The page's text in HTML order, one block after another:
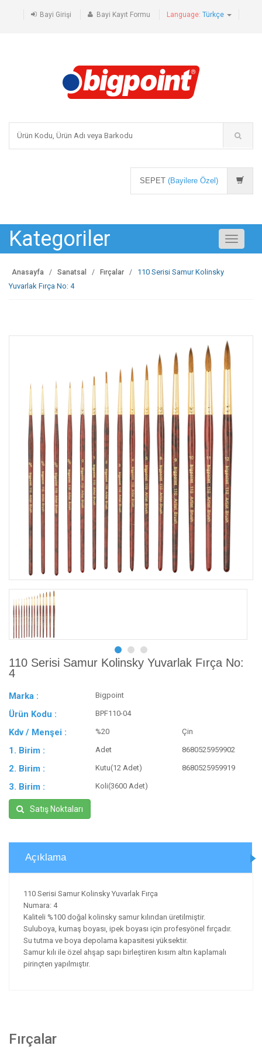
Bayi Girişi Bayi Kayıt Formu Language: Türkçe
SEPET (Bayilere Özel)
Kategoriler
Toggle
Anasayfa Sanatsal Fırçalar
110 Serisi Samur Kolinsky
Yuvarlak Fırça No: 4
110 Serisi Samur Kolinsky Yuvarlak Fırça No:
4
Marka : Bigpoint
Ürün Kodu : BPF110-04
Kdv / Menşei : %20 Çin
1. Birim : Adet 8680525959902
2. Birim : Kutu(12 Adet) 8680525959919
3. Birim : Koli(3600 Adet)
Satış Noktaları
Açıklama
110 Serisi Samur Kolinsky Yuvarlak Fırça
Numara: 4
Kaliteli %100 doğal kolinsky samur kılından üretilmiştir.
Suluboya, kumaş boyası, ipek boyası için profesyönel fırçadır.
Su tutma ve boya depolama kapasitesi yüksektir.
Samur kılı ile özel ahşap sapı birleştiren kısım altın kaplamalı
pirinçten yapılmıştır.
Fırçalar